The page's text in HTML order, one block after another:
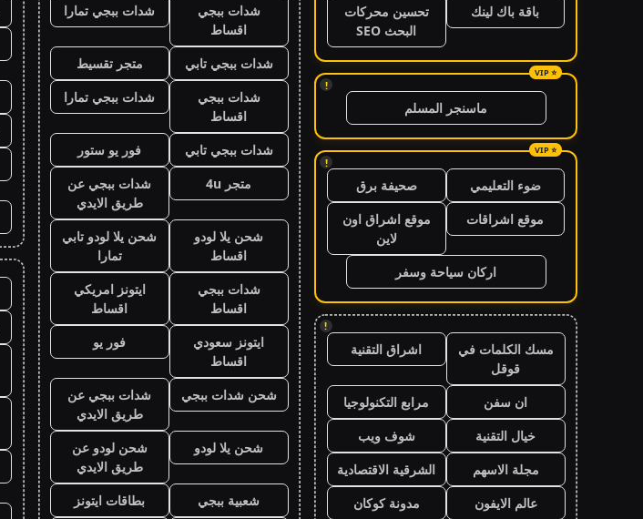
باقة باك لينك
تحسين محركات
البحث SEO
!
ماسنجر المسلم
!
ضوء التعليمي
صحيفة برق
موقع اشراقات
موقع اشراق اون
لاين
اركان سياحة وسفر
!
مسك الكلمات في
قوقل
اشراق التقنية
ان سفن
مرابع التكنولوجيا
خيال التقنية
شوف ويب
مجلة الاسهم
الشرقية الاقتصادية
عالم الايفون
مدونة كوكان
شدات ببجي
اقساط
شدات ببجي تمارا
شدات ببجي تابي
متجر تقسيط
شدات ببجي
اقساط
شدات ببجي تمارا
شدات ببجي تابي
فور يو ستور
متجر 4u
شدات ببجي عن
طريق الايدي
شحن يلا لودو
اقساط
شحن يلا لودو تابي
تمارا
شدات ببجي
اقساط
ايتونز امريكي
اقساط
ايتونز سعودي
اقساط
فور يو
شحن شدات ببجي
شدات ببجي عن
طريق الايدي
شحن يلا لودو
شحن لودو عن
طريق الايدي
شعبية ببجي
بطاقات ايتونز